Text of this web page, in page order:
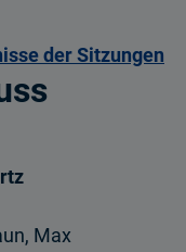
der Sitzungen
Max